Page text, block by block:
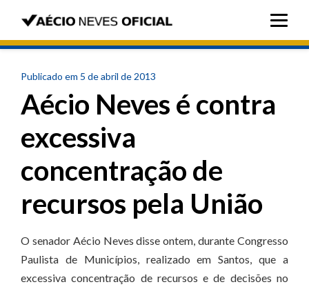
Publicado em 5 de abril de 2013
Aécio Neves é contra
excessiva
concentração de
recursos pela União
O senador Aécio Neves disse ontem, durante Congresso
Paulista de Municípios, realizado em Santos, que a
excessiva concentração de recursos e de decisões no